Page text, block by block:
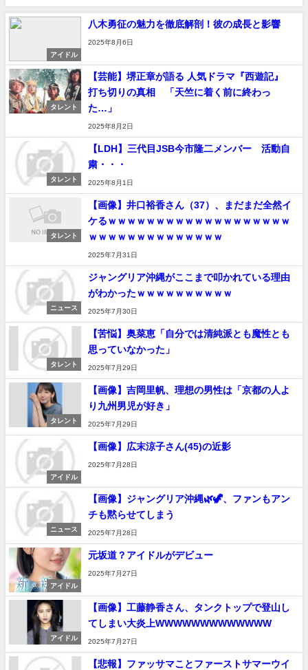
アイドル
八木勇征の魅力を徹底解剖！彼の成長と影響
2025年8月6日
タレント
【芸能】堺正章が語る 人気ドラマ『西遊記』
打ち切りの真相 「天竺に着く前に終わっ
た…」
2025年8月2日
タレント
【LDH】三代目JSB今市隆二メンバー 活動自
粛・・・
2025年8月1日
タレント
【画像】井口裕香さん（37）、まだまだ全然イ
ケるｗｗｗｗｗｗｗｗｗｗｗｗｗｗｗｗｗｗｗ
ｗｗｗｗｗｗｗｗｗｗｗｗｗｗ
2025年7月31日
ニュース
ジャングリア沖縄がここまで叩かれている理由
がわかったｗｗｗｗｗｗｗｗｗｗ
2025年7月30日
タレント
【苦悩】奥菜恵「自分では清純派とも魔性とも
思っていなかった」
2025年7月29日
タレント
【画像】吉岡里帆、理想の男性は「京都の人よ
り九州男児が好き」
2025年7月29日
アイドル
【画像】広末涼子さん(45)の近影
2025年7月28日
ニュース
【画像】ジャングリア沖縄🌿🦖、ファンもアン
チも黙らせてしまう
2025年7月28日
アイドル
元坂道？アイドルがデビュー
2025年7月27日
アイドル
【画像】工藤静香さん、タンクトップで登山し
てしまい大炎上WWWWWWWWWWWWW
2025年7月27日
【悲報】ファッサマことファーストサマーウイ